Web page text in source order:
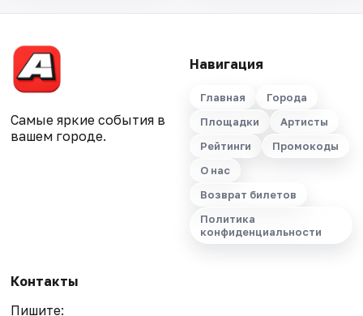
Самые яркие события в
вашем городе.
Навигация
Главная
Города
Площадки
Артисты
Рейтинги
Промокоды
О нас
Возврат билетов
Политика
конфиденциальности
Контакты
Пишите: